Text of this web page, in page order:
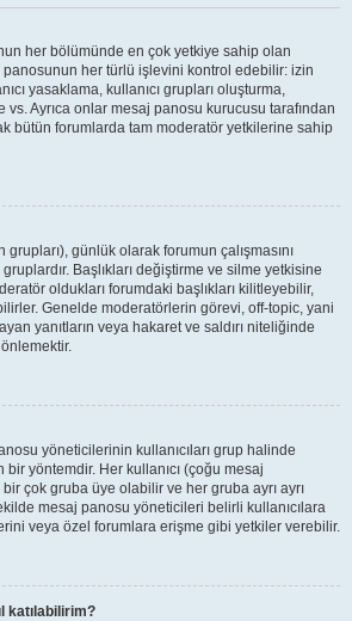
her bölümünde en çok yetkiye sahip olan
her türlü işlevini kontrol edebilir: izin
yasaklama, kullanıcı grupları oluşturma,
Ayrıca onlar mesaj panosu kurucusu tarafından
bütün forumlarda tam moderatör yetkilerine sahip
grupları), günlük olarak forumun çalışmasını
Başlıkları değiştirme ve silme yetkisine
oldukları forumdaki başlıkları kilitleyebilir,
Genelde moderatörlerin görevi, off-topic, yani
yanıtların veya hakaret ve saldırı niteliğinde
yöneticilerinin kullanıcıları grup halinde
yöntemdir. Her kullanıcı (çoğu mesaj
çok gruba üye olabilir ve her gruba ayrı ayrı
mesaj panosu yöneticileri belirli kullanıcılara
veya özel forumlara erişme gibi yetkiler verebilir.
katılabilirim?